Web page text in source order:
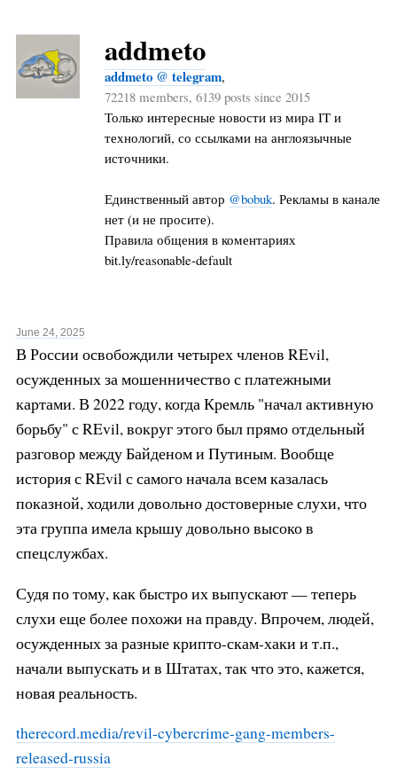
addmeto
addmeto @ telegram,
72218 members, 6139 posts since 2015
Только интересные новости из мира IT и
технологий, со ссылками на англоязычные
источники.
Единственный автор @bobuk. Рекламы в канале
нет (и не просите).
Правила общения в коментариях
bit.ly/reasonable-default
June 24, 2025
В России освобождили четырех членов REvil,
осужденных за мошенничество с платежными
картами. В 2022 году, когда Кремль "начал активную
борьбу" с REvil, вокруг этого был прямо отдельный
разговор между Байденом и Путиным. Вообще
история с REvil с самого начала всем казалась
показной, ходили довольно достоверные слухи, что
эта группа имела крышу довольно высоко в
спецслужбах.
Судя по тому, как быстро их выпускают — теперь
слухи еще более похожи на правду. Впрочем, людей,
осужденных за разные крипто-скам-хаки и т.п.,
начали выпускать и в Штатах, так что это, кажется,
новая реальность.
therecord.media/revil-cybercrime-gang-members-
released-russia